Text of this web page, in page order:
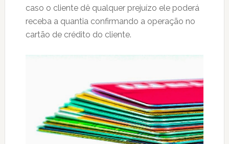
caso o cliente dê qualquer prejuízo ele poderá
receba a quantia confirmando a operação no
cartão de crédito do cliente.